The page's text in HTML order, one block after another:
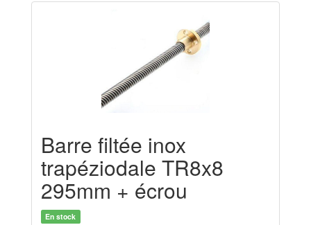
Barre filtée inox
trapéziodale TR8x8
295mm + écrou
En stock